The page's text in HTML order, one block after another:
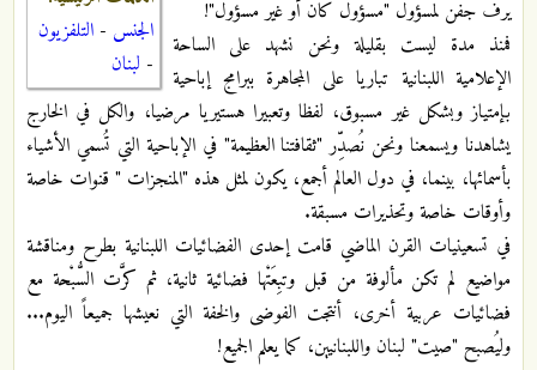
الجنس - التلفزيون
- لبنان
يرف جفن لمسؤول "مسؤول كان أو غير مسؤول"!‏
فمنذ مدة ليست بقليلة ونحن نشهد على الساحة
الإعلامية اللبنانية تباريا على المجاهرة ببرامج إباحية
بإمتياز وبشكل غير مسبوق، لفظا وتعبيرا هستيريا مرضيا،‏ والكل في الخارج
يشاهدنا ويسمعنا ونحن نُصدِّر "ثقافتنا العظيمة" في الإباحية التي تُسمي الأشياء
بأسمائها، بينما، في دول العالم أجمع، يكون لمثل هذه "المنجزات " قنوات خاصة
وأوقات خاصة وتحذيرات مسبقة.‏
في تسعينيات القرن الماضي قامت إحدى الفضائيات اللبنانية بطرح ومناقشة
مواضيع لم تكن مألوفة من قبل وتبِعَتْها فضائية ثانية، ثم كرَّت السُّبْحة مع
فضائيات عربية أخرى، أنتجت الفوضى والخفة التي نعيشها جميعاً اليوم...
وليُصبح "صيت" لبنان واللبنانيين، كما يعلم الجميع!‏